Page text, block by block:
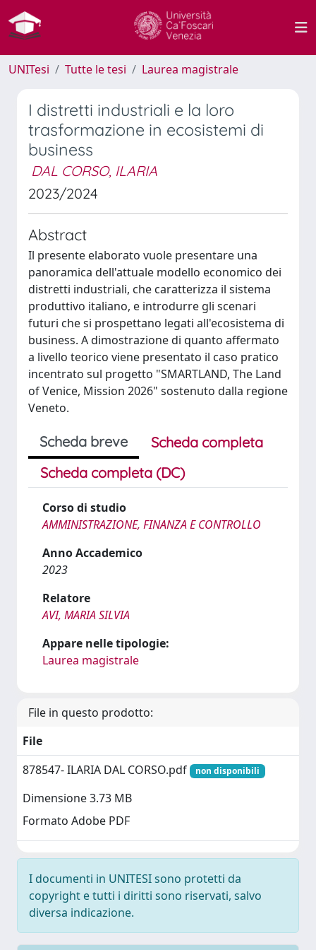
UNITesi Tutte le tesi Laurea magistrale
I distretti industriali e la loro
trasformazione in ecosistemi di
business
DAL CORSO, ILARIA
2023/2024
Abstract
Il presente elaborato vuole presentare una
panoramica dell'attuale modello economico dei
distretti industriali, che caratterizza il sistema
produttivo italiano, e introdurre gli scenari
futuri che si prospettano legati all'ecosistema di
business. A dimostrazione di quanto affermato
a livello teorico viene presentato il caso pratico
incentrato sul progetto "SMARTLAND, The Land
of Venice, Mission 2026" sostenuto dalla regione
Veneto.
Scheda breve
Scheda completa
Scheda completa (DC)
Corso di studio
AMMINISTRAZIONE, FINANZA E CONTROLLO
Anno Accademico
2023
Relatore
AVI, MARIA SILVIA
Appare nelle tipologie:
Laurea magistrale
File in questo prodotto:
File
878547- ILARIA DAL CORSO.pdf
non disponibili
Dimensione 3.73 MB
Formato Adobe PDF
I documenti in UNITESI sono protetti da
copyright e tutti i diritti sono riservati, salvo
diversa indicazione.